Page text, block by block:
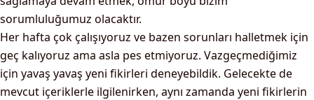
sorumluluğumuz olacaktır.
Her hafta çok çalışıyoruz ve bazen sorunları halletmek için
geç kalıyoruz ama asla pes etmiyoruz. Vazgeçmediğimiz
için yavaş yavaş yeni fikirleri deneyebildik. Gelecekte de
mevcut içeriklerle ilgilenirken, aynı zamanda yeni fikirlerin